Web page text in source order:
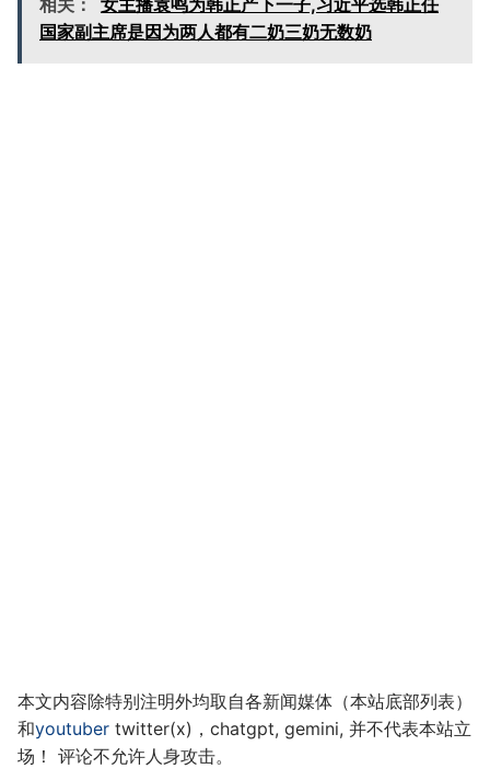
相关：
女主播袁鸣为韩正产下一子,习近平选韩正任
国家副主席是因为两人都有二奶三奶无数奶
本文内容除特别注明外均取自各新闻媒体（本站底部列表）
和youtuber twitter(x)，chatgpt, gemini, 并不代表本站立
场！ 评论不允许人身攻击。